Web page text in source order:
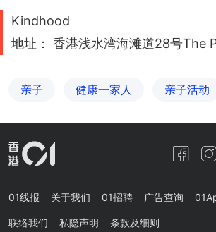
Kindhood
地址： 香港浅水湾海滩道28号The
亲子 健康一家人 亲子活动
01线报 关于我们 01招聘 广告查询
联络我们 私隐声明 条款及细则